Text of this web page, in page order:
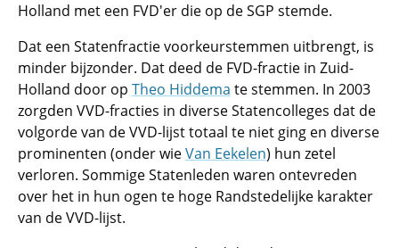
Holland met een FVD'er die op de SGP stemde.
Dat een Statenfractie voorkeurstemmen uitbrengt, is
minder bijzonder. Dat deed de FVD-fractie in Zuid-
Holland door op Theo Hiddema te stemmen. In 2003
zorgden VVD-fracties in diverse Statencolleges dat de
volgorde van de VVD-lijst totaal te niet ging en diverse
prominenten (onder wieVan Eekelen) hun zetel
verloren. Sommige Statenleden waren ontevreden
over het in hun ogen te hoge Randstedelijke karakter
van de VVD-lijst.